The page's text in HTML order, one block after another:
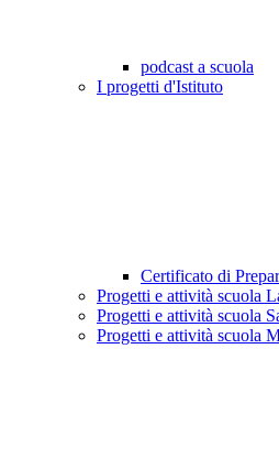
podcast a scuola
I progetti d'Istituto
Certificato di
Progetti e attività scuola
Progetti e attività scuola
Progetti e attività scuola